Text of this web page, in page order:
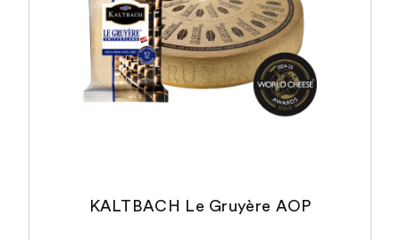
KALTBACH Le Gruyère AOP